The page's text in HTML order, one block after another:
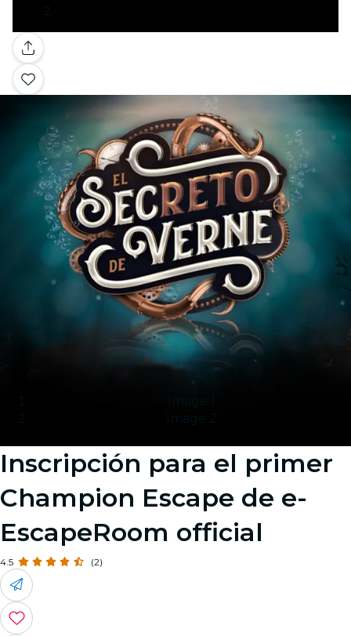
Galería
Image 2
Inscripción para el primer
Champion Escape de e-
EscapeRoom official
4.5 (2)